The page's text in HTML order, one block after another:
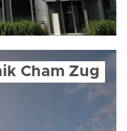
Cham Zug